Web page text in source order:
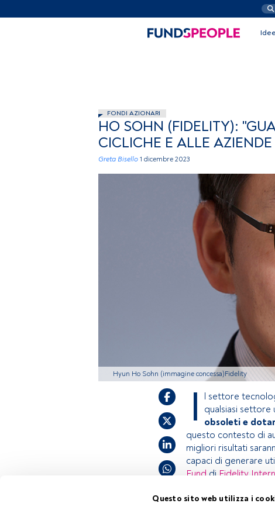
Questo sito web utilizza i
FONDI AZIONARI
HO SOHN (FIDELITY):
CICLICHE E ALLE
Greta Bisello 1 dicembre 2023
Hyun Ho Sohn (immagine concessa)Fidelity
I
l settore
qualsiasi settore
obsoleti e
questo contesto di
migliori risultati
capaci di generare
Fund di Fidelity